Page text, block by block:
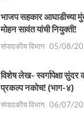
भाजप सहकार आघाडीच्या
मोहन सावंत यांची नियुक्ती!
संपादकीय विभाग 05/08/
विशेष लेख- स्वर्गापेक्षा
प्रकल्प नकोच! (भाग-४)
संपादकीय विभाग 06/07/